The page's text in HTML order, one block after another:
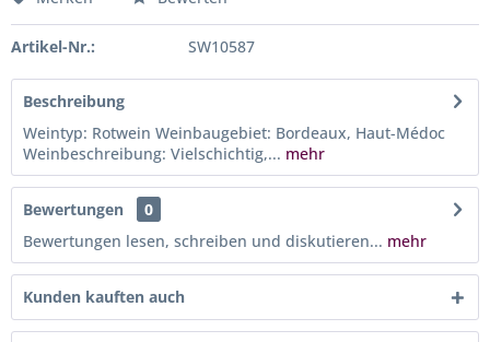
Artikel-Nr.: SW10587
Beschreibung
Weintyp: Rotwein Weinbaugebiet: Bordeaux, Haut-Médoc
Weinbeschreibung: Vielschichtig,... mehr
Bewertungen
0
Bewertungen lesen, schreiben und diskutieren... mehr
Kunden kauften auch